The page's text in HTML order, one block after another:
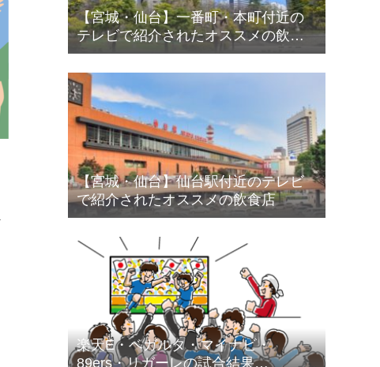
【宮城・仙台】一番町・本町付近の
テレビで紹介されたオススメの飲食
店
【宮城・仙台】仙台駅付近のテレビ
で紹介されたオススメの飲食店
楽天E・ベガルタ・マイナビ・
89ers・リガーレの試合結果